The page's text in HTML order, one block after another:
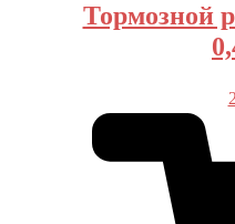
Тормозной